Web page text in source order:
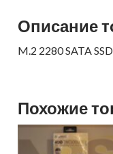
Описание
M.2 2280 SATA
Похожие